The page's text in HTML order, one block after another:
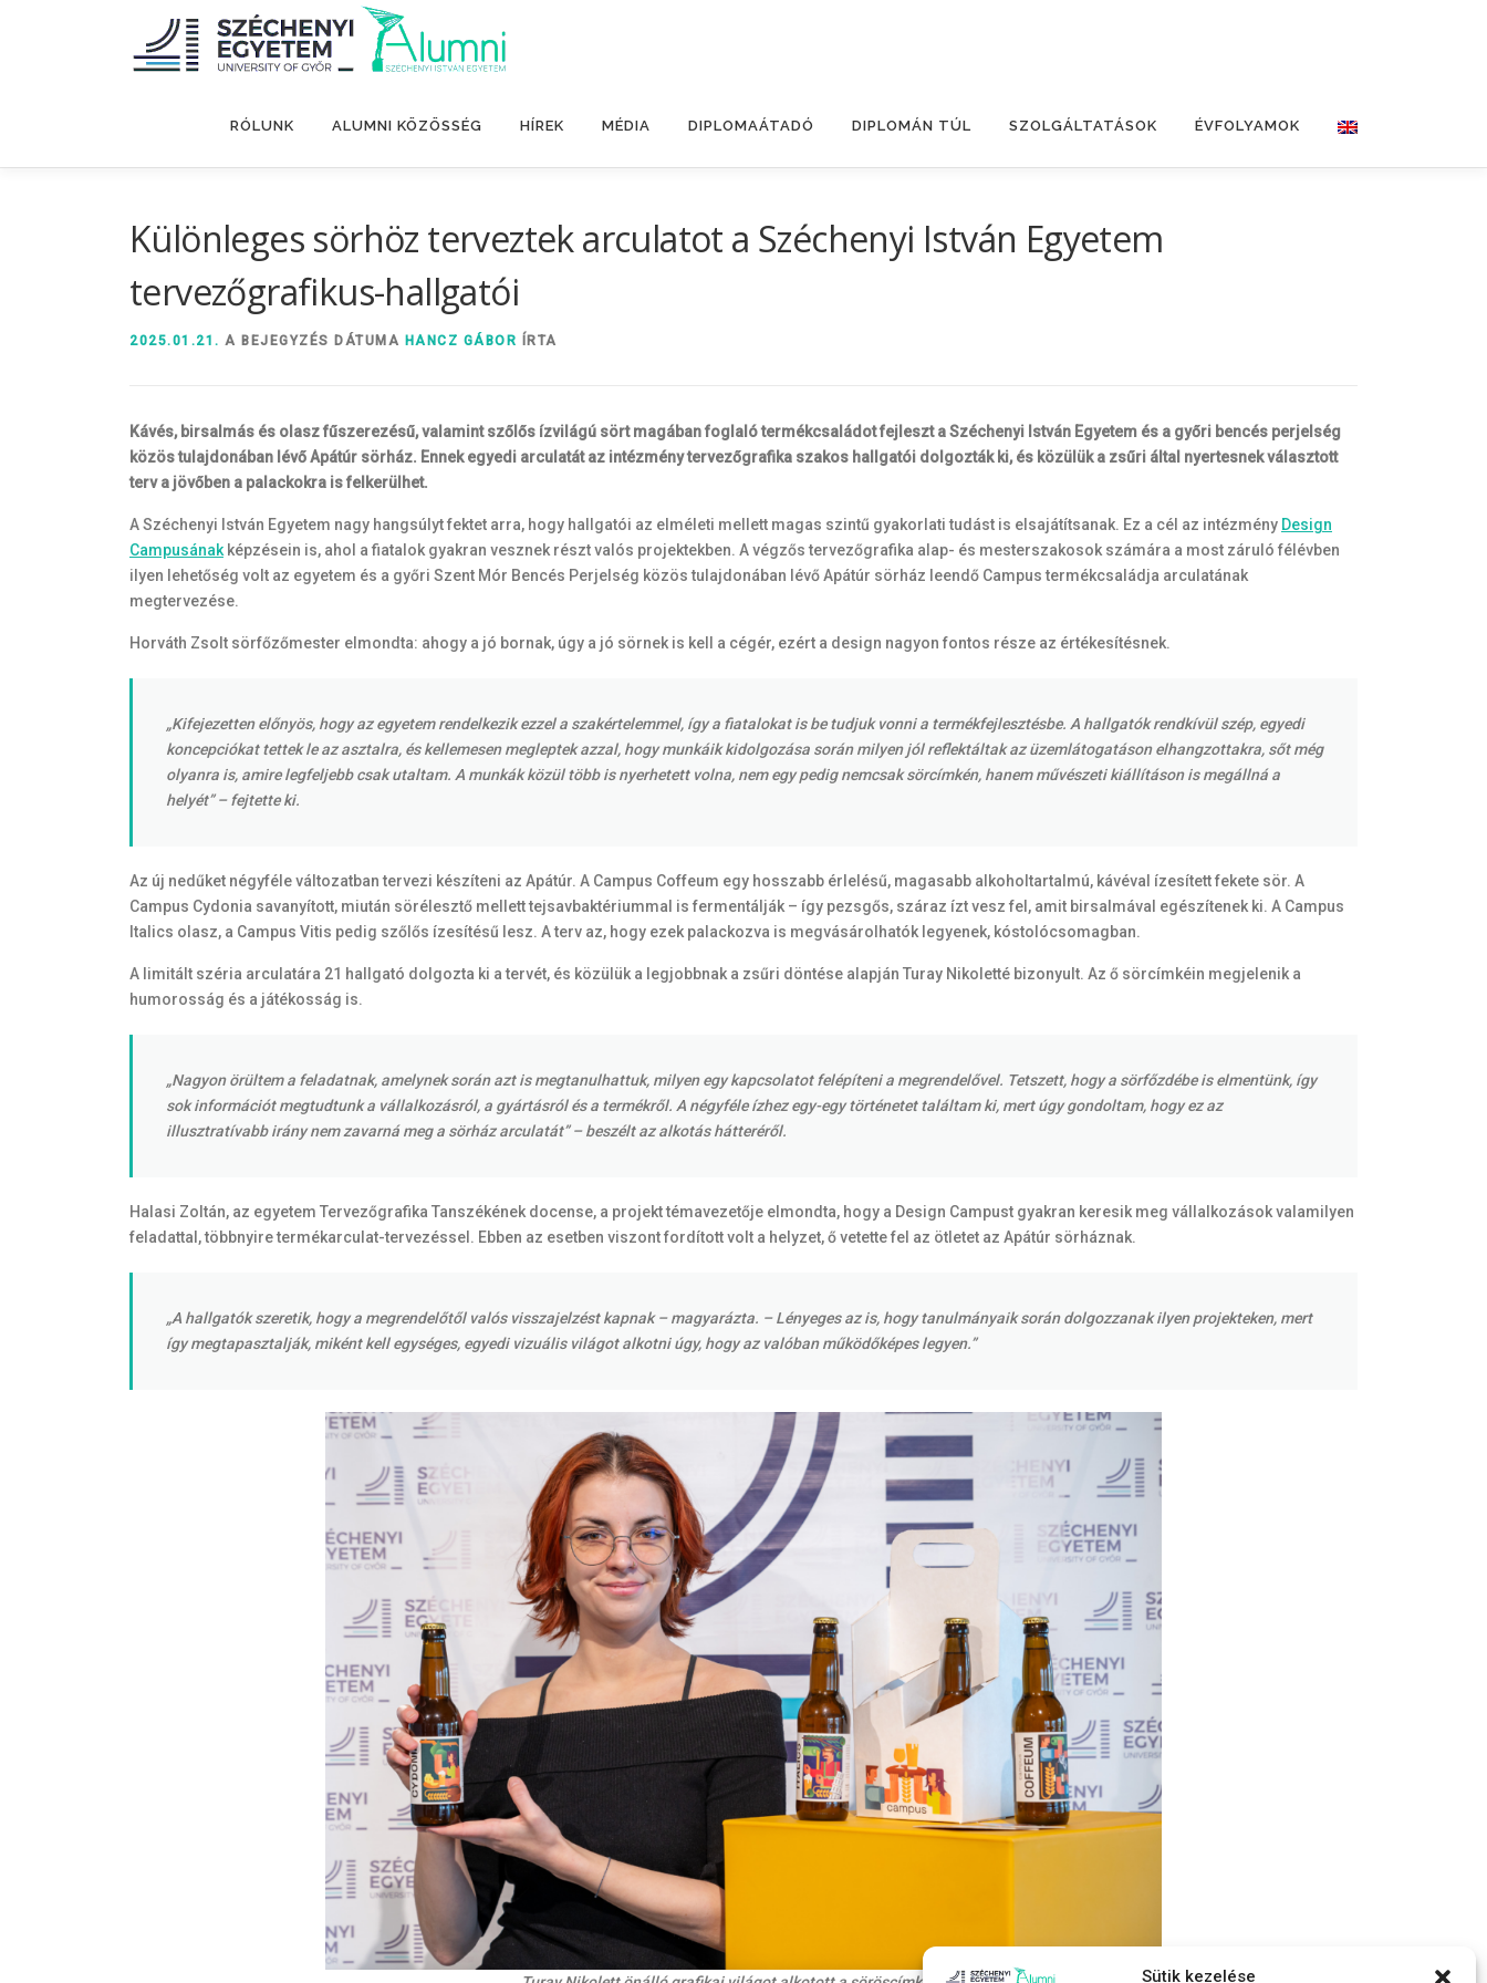
Sütik kezelése
RÓLUNK ALUMNI KÖZÖSSÉG HÍREK MÉDIA DIPLOMAÁTADÓ DIPLOMÁN TÚL SZOLGÁLTATÁSOK ÉVFOLYAMOK
Különleges sörhöz terveztek arculatot a Széchenyi István Egyetem
tervezőgrafikus-hallgatói
2025.01.21. A BEJEGYZÉS DÁTUMA HANCZ GÁBOR ÍRTA
Kávés, birsalmás és olasz fűszerezésű, valamint szőlős ízvilágú sört magában foglaló termékcsaládot fejleszt a Széchenyi István Egyetem és a győri bencés perjelség
közös tulajdonában lévő Apátúr sörház. Ennek egyedi arculatát az intézmény tervezőgrafika szakos hallgatói dolgozták ki, és közülük a zsűri által nyertesnek választott
terv a jövőben a palackokra is felkerülhet.
A Széchenyi István Egyetem nagy hangsúlyt fektet arra, hogy hallgatói az elméleti mellett magas szintű gyakorlati tudást is elsajátítsanak. Ez a cél az intézmény Design
Campusánakképzésein is, ahol a fiatalok gyakran vesznek részt valós projektekben. A végzős tervezőgrafika alap- és mesterszakosok számára a most záruló félévben
ilyen lehetőség volt az egyetem és a győri Szent Mór Bencés Perjelség közös tulajdonában lévő Apátúr sörház leendő Campus termékcsaládja arculatának
megtervezése.
Horváth Zsolt sörfőzőmester elmondta: ahogy a jó bornak, úgy a jó sörnek is kell a cégér, ezért a design nagyon fontos része az értékesítésnek.
„Kifejezetten előnyös, hogy az egyetem rendelkezik ezzel a szakértelemmel, így a fiatalokat is be tudjuk vonni a termékfejlesztésbe. A hallgatók rendkívül szép, egyedi
koncepciókat tettek le az asztalra, és kellemesen megleptek azzal, hogy munkáik kidolgozása során milyen jól reflektáltak az üzemlátogatáson elhangzottakra, sőt még
olyanra is, amire legfeljebb csak utaltam. A munkák közül több is nyerhetett volna, nem egy pedig nemcsak sörcímkén, hanem művészeti kiállításon is megállná a
helyét”– fejtette ki.
Az új nedűket négyféle változatban tervezi készíteni az Apátúr. A Campus Coffeum egy hosszabb érlelésű, magasabb alkoholtartalmú, kávéval ízesített fekete sör. A
Campus Cydonia savanyított, miután sörélesztő mellett tejsavbaktériummal is fermentálják – így pezsgős, száraz ízt vesz fel, amit birsalmával egészítenek ki. A Campus
Italics olasz, a Campus Vitis pedig szőlős ízesítésű lesz. A terv az, hogy ezek palackozva is megvásárolhatók legyenek, kóstolócsomagban.
A limitált széria arculatára 21 hallgató dolgozta ki a tervét, és közülük a legjobbnak a zsűri döntése alapján Turay Nikoletté bizonyult. Az ő sörcímkéin megjelenik a
humorosság és a játékosság is.
„Nagyon örültem a feladatnak, amelynek során azt is megtanulhattuk, milyen egy kapcsolatot felépíteni a megrendelővel. Tetszett, hogy a sörfőzdébe is elmentünk, így
sok információt megtudtunk a vállalkozásról, a gyártásról és a termékről. A négyféle ízhez egy-egy történetet találtam ki, mert úgy gondoltam, hogy ez az
illusztratívabb irány nem zavarná meg a sörház arculatát”– beszélt az alkotás hátteréről.
Halasi Zoltán, az egyetem Tervezőgrafika Tanszékének docense, a projekt témavezetője elmondta, hogy a Design Campust gyakran keresik meg vállalkozások valamilyen
feladattal, többnyire termékarculat-tervezéssel. Ebben az esetben viszont fordított volt a helyzet, ő vetette fel az ötletet az Apátúr sörháznak.
„A hallgatók szeretik, hogy a megrendelőtől valós visszajelzést kapnak– magyarázta. – Lényeges az is, hogy tanulmányaik során dolgozzanak ilyen projekteken, mert
így megtapasztalják, miként kell egységes, egyedi vizuális világot alkotni úgy, hogy az valóban működőképes legyen.”